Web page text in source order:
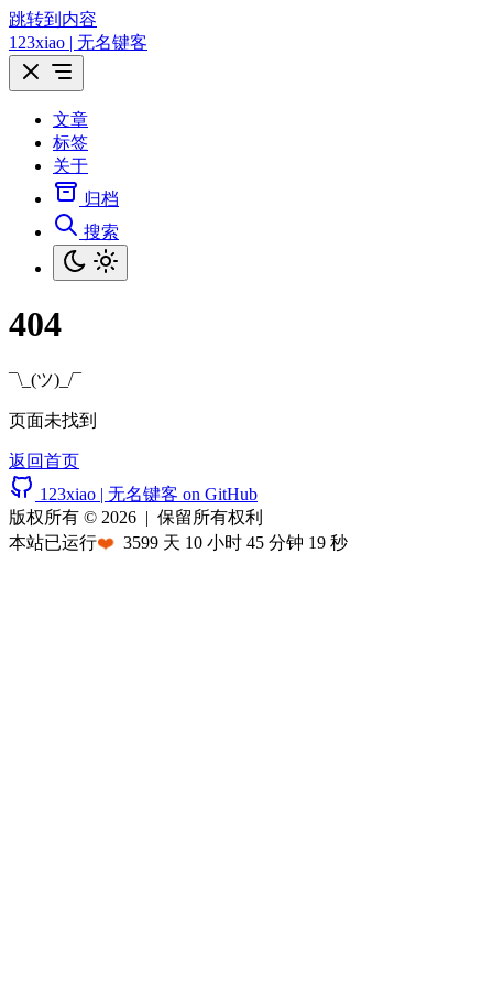
跳转到内容
123xiao | 无名键客
文章
标签
关于
归档
搜索
404
¯\_(ツ)_/¯
页面未找到
返回首页
123xiao | 无名键客 on GitHub
版权所有 © 2026 | 保留所有权利
本站已运行❤️ 3599 天 10 小时 45 分钟 19 秒